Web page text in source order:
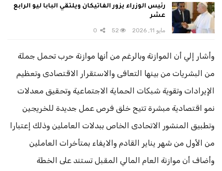
رئيس الوزراء يزور الفاتيكان ويلتقي البابا ليو الرابع
عشر
مايو 11, 2026 52
وأشار إلي أن الموازنة وبالرغم من أنها موازنة حرب تحمل جملة
من البشريات من بينها التعافى والاستقرار الاقتصادى وتعظيم
الإيرادات وتقوية شبكات الحماية الاجتماعية وتحقيق معدلات
نمو اقتصادية مبشرة تتيح خلق فرص عمل جديدة للخريجين
وتطبيق المنشور الاتحادى الخاص ببدلات العاملين وذلك إعتبارا
من الأول من شهر يناير القادم والايفاء بمتأخرات العاملين
وأضاف أن موازنة العام المالي المقبل تستند على الخطة